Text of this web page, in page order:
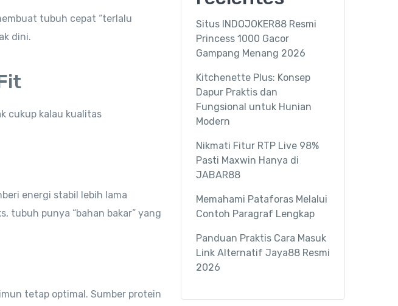
tubuh cepat “terlalu
dini.
cukup kalau kualitas
energi stabil lebih lama
tubuh punya “bahan bakar” yang
tetap optimal. Sumber protein
Situs INDOJOKER88 Resmi
Princess 1000 Gacor
Gampang Menang 2026
Kitchenette Plus: Konsep
Dapur Praktis dan
Fungsional untuk Hunian
Modern
Nikmati Fitur RTP Live 98%
Pasti Maxwin Hanya di
JABAR88
Memahami Pataforas Melalui
Contoh Paragraf Lengkap
Panduan Praktis Cara Masuk
Link Alternatif Jaya88 Resmi
2026